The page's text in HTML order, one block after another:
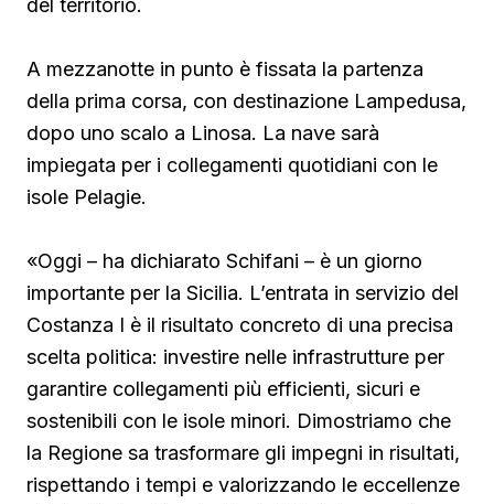
del territorio.
A mezzanotte in punto è fissata la partenza
della prima corsa, con destinazione Lampedusa,
dopo uno scalo a Linosa. La nave sarà
impiegata per i collegamenti quotidiani con le
isole Pelagie.
«Oggi – ha dichiarato Schifani – è un giorno
importante per la Sicilia. L’entrata in servizio del
Costanza I è il risultato concreto di una precisa
scelta politica: investire nelle infrastrutture per
garantire collegamenti più efficienti, sicuri e
sostenibili con le isole minori. Dimostriamo che
la Regione sa trasformare gli impegni in risultati,
rispettando i tempi e valorizzando le eccellenze